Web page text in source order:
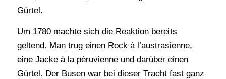
Gürtel.
Um 1780 machte sich die Reaktion bereits
geltend. Man trug einen Rock à l’austrasienne,
eine Jacke à la péruvienne und darüber einen
Gürtel. Der Busen war bei dieser Tracht fast ganz